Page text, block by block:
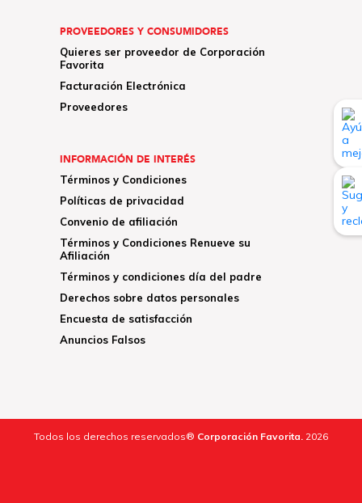
PROVEEDORES Y CONSUMIDORES
Quieres ser proveedor de Corporación
Favorita
Facturación Electrónica
Proveedores
INFORMACIÓN DE INTERÉS
Términos y Condiciones
Políticas de privacidad
Convenio de afiliación
Términos y Condiciones Renueve su
Afiliación
Términos y condiciones día del padre
Derechos sobre datos personales
Encuesta de satisfacción
Anuncios Falsos
Todos los derechos reservados® Corporación Favorita. 2026